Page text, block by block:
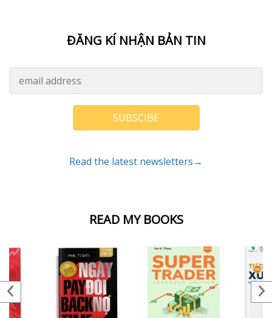
READ MY BOOKS
ĐĂNG KÍ NHẬN BẢN TIN
SUBSCIBE
Read the latest newsletters→